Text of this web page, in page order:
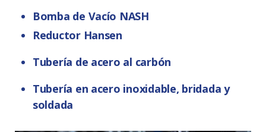
Bomba de Vacío NASH
Reductor Hansen
Tubería de acero al carbón
Tubería en acero inoxidable, bridada y
soldada